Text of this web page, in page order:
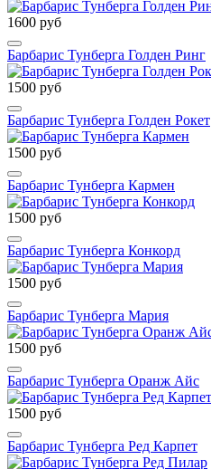
1600 руб
Барбарис Тунберга Голден Ринг
1500 руб
Барбарис Тунберга Голден Рокет
1500 руб
Барбарис Тунберга Кармен
1500 руб
Барбарис Тунберга Конкорд
1500 руб
Барбарис Тунберга Мария
1500 руб
Барбарис Тунберга Оранж Айс
1500 руб
Барбарис Тунберга Ред Карпет